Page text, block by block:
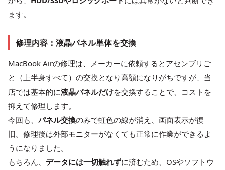
ます。
修理内容：液晶パネル単体を交換
MacBook Airの修理は、メーカーに依頼するとアセンブリご
と（上半身すべて）の交換となり高額になりがちですが、当
店では基本的に液晶パネルだけを交換することで、コストを
抑えて修理します。
今回も、 パネル交換のみで虹色の線が消え、画面表示が復
旧。修理後は外部モニターがなくても正常に作業ができるよ
うになりました。
もちろん、 データには一切触れずに済むため、OSやソフトウ